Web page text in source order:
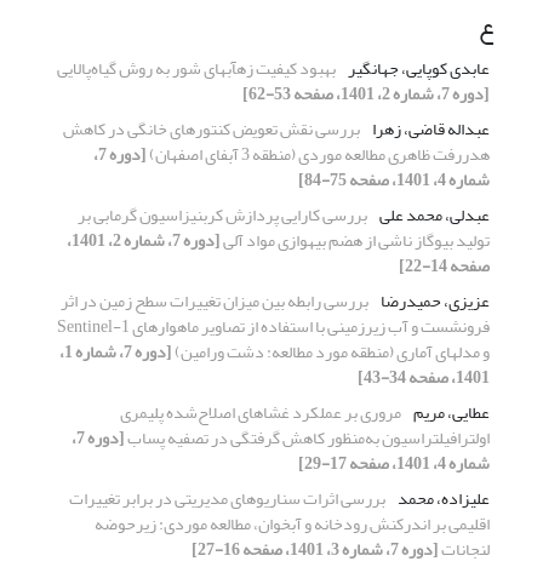
ع
عابدی کوپایی، جهانگیر بهبود کیفیت زه‏آب‏های شور به روش گیاه‌پالایی
[دوره 7، شماره 2، 1401، صفحه 53-62]
عبداله قاضی، زهرا بررسی نقش تعویض کنتورهای خانگی در کاهش
هدررفت ظاهری مطالعه موردی (منطقه 3 آبفای اصفهان) [دوره 7،
شماره 4، 1401، صفحه 75-84]
عبدلی، محمد علی بررسی کارایی پردازش کربنیزاسیون گرمابی بر
تولید بیوگاز ناشی از هضم بی‎هوازی مواد آلی [دوره 7، شماره 2، 1401،
صفحه 14-22]
عزیزی، حمیدرضا بررسی رابطه بین میزان تغییرات سطح زمین در اثر
فرونشست و آب زیرزمینی با استفاده از تصاویر ماهواره‏ای Sentinel-1
و مدل‏های آماری (منطقه مورد مطالعه: دشت ورامین) [دوره 7، شماره 1،
1401، صفحه 34-43]
عطایی، مریم مروری بر عملکرد غشاهای اصلاح‌شده پلیمری
اولترافیلتراسیون به‌منظور کاهش گرفتگی در تصفیه پساب [دوره 7،
شماره 4، 1401، صفحه 17-29]
علیزاده، محمد بررسی اثرات سناریو‌های مدیریتی در برابر تغییرات
اقلیمی بر اندرکنش رودخانه و آبخوان، مطالعه موردی: زیرحوضه
لنجانات[دوره 7، شماره 3، 1401، صفحه 16-27]